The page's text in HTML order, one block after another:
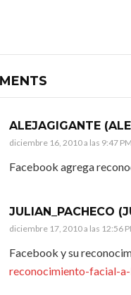
ALEJAGIGANTE
diciembre 16, 2010 a las 9:47 PM
Facebook agrega
JULIAN_PACHECO
diciembre 17, 2010 a las 12:56
Facebook y su
reconocimiento-facial-